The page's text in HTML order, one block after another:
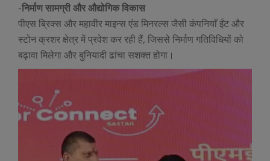
-निर्माण सामग्री और औद्योगिक विकास
पीएस ब्रिक्स और महावीर माइन्स एंड मिनरल्स जैसी कंपनियाँ ईंट और
स्टोन क्रशर क्षेत्र में प्रवेश कर रही हैं, जिससे निर्माण गतिविधियों को
बढ़ावा मिलेगा और बुनियादी ढांचा सशक्त होगा।